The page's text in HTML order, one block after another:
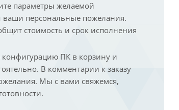
параметры желаемой
персональные пожелания.
стоимость и срок исполнения
ПК в корзину и
В комментарии к заказу
Мы с вами свяжемся,